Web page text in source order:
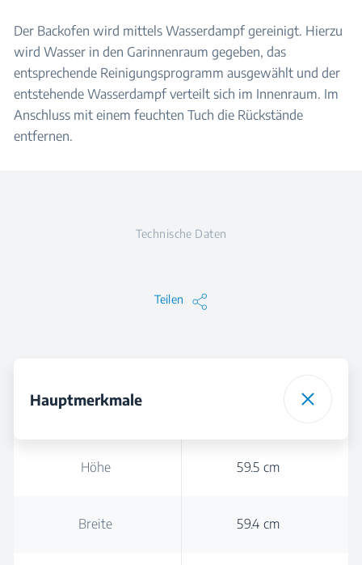
Der Backofen wird mittels Wasserdampf gereinigt. Hierzu
wird Wasser in den Garinnenraum gegeben, das
entsprechende Reinigungsprogramm ausgewählt und der
entstehende Wasserdampf verteilt sich im Innenraum. Im
Anschluss mit einem feuchten Tuch die Rückstände
entfernen.
Technische Daten
Teilen
Hauptmerkmale
Höhe 59.5 cm
Breite 59.4 cm